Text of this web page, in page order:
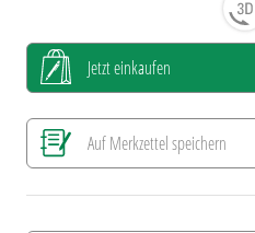
Jetzt einkaufen
Auf Merkzettel speichern